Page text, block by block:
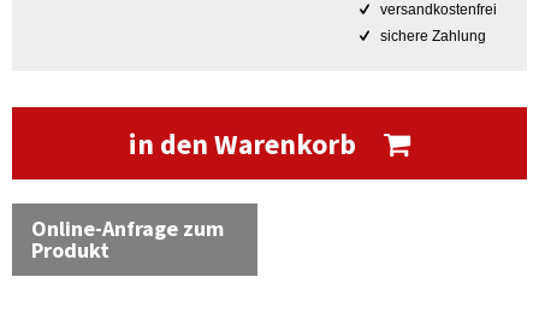
versandkostenfrei
sichere Zahlung
in den Warenkorb
Online-Anfrage zum
Produkt